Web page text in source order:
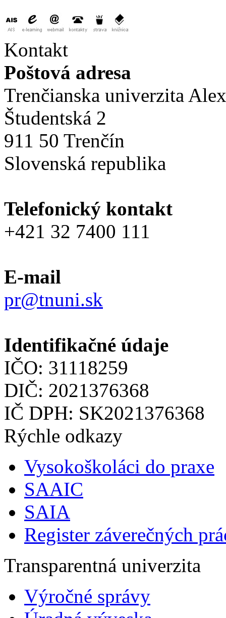
Kontakt
Poštová adresa
Trenčianska univerzita
Študentská 2
911 50 Trenčín
Slovenská republika
Telefonický kontakt
+421 32 7400 111
E-mail
pr@tnuni.sk
Identifikačné údaje
IČO: 31118259
DIČ: 2021376368
IČ DPH: SK2021376368
Rýchle odkazy
Vysokoškoláci do praxe
SAAIC
SAIA
Register záverečných
Transparentná univerzita
Výročné správy